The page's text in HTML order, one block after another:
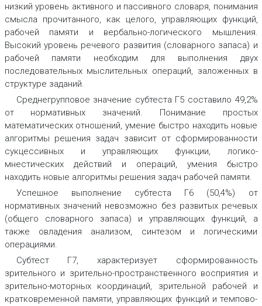
низкий уровень активного и пассивного словаря, понимания
смысла прочитанного, как целого, управляющих функций,
рабочей памяти и вербально-логического мышления.
Высокий уровень речевого развития (словарного запаса) и
рабочей памяти необходим для выполнения двух
последовательных мыслительных операций, заложенных в
структуре заданий.
Среднегрупповое значение субтеста Г5 составило 49,2%
от нормативных значений. Понимание простых
математических отношений, умение быстро находить новые
алгоритмы решения задач зависит от сформированности
сукцессивных и управляющих функции, логико-
мнестических действий и операций, умения быстро
находить новые алгоритмы решения задач рабочей памяти.
Успешное выполнение субтеста Г6 (50,4%) от
нормативных значений невозможно без развитых речевых
(общего словарного запаса) и управляющих функций, а
также овладения анализом, синтезом и логическими
операциями.
Субтест Г7, характеризует сформированность
зрительного и зрительно-пространственного восприятия и
зрительно-моторных координаций, зрительной рабочей и
кратковременной памяти, управляющих функций и темпово-